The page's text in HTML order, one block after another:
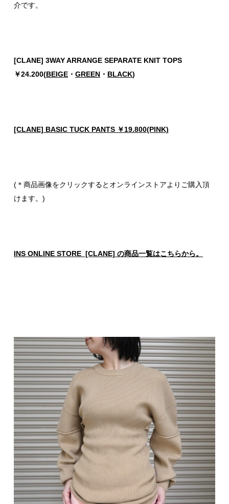
介です。
[CLANE] 3WAY ARRANGE SEPARATE KNIT TOPS
￥24.200(BEIGE ・ GREEN ・ BLACK)
[CLANE] BASIC TUCK PANTS ￥19.800(PINK)
(＊商品画像をクリックするとオンラインストアよりご購入頂
けます。)
INS ONLINE STORE [CLANE] の商品一覧はこちらから。